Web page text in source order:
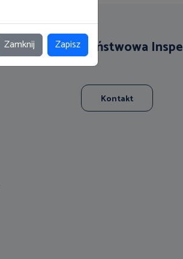
Państwowa
Kontakt
Zamknij Zapisz